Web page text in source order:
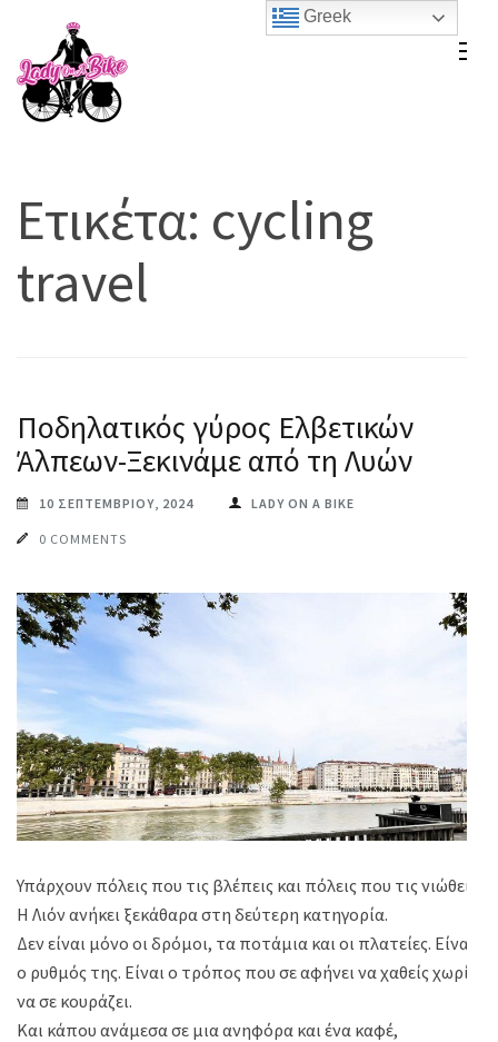
content
(Press
Ετικέτα: cycling
travel
Ποδηλατικός γύρος Ελβετικών
Άλπεων-Ξεκινάμε από τη Λυών
10 ΣΕΠΤΕΜΒΡΊΟΥ, 2024 LADY ON A BIKE
0 COMMENTS
Υπάρχουν πόλεις που τις βλέπεις και πόλεις που τις νιώθεις.
Η Λιόν ανήκει ξεκάθαρα στη δεύτερη κατηγορία.
Δεν είναι μόνο οι δρόμοι, τα ποτάμια και οι πλατείες. Είναι
ο ρυθμός της. Είναι ο τρόπος που σε αφήνει να χαθείς χωρίς
να σε κουράζει.
Και κάπου ανάμεσα σε μια ανηφόρα και ένα καφέ,
Greek